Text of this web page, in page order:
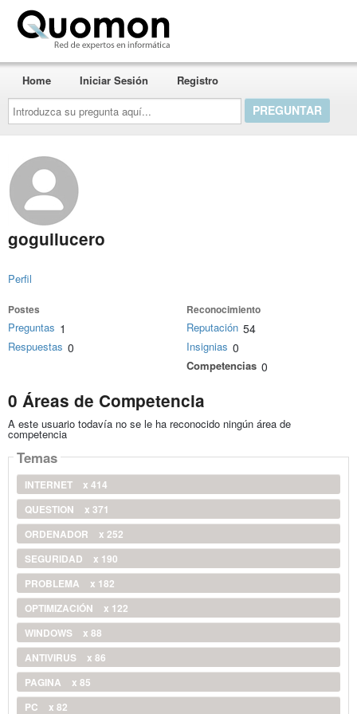
Introduzca
su
pregunta
aquí...
Home Iniciar Sesión Registro
goguilucero
Perfil
Postes
Preguntas 1
Respuestas 0
Reconocimiento
Reputación 54
Insignias 0
Competencias 0
0 Áreas de Competencia
A este usuario todavía no se le ha reconocido ningún área de
competencia
Temas
INTERNET
x 414
QUESTION
x 371
ORDENADOR
x 252
SEGURIDAD
x 190
PROBLEMA
x 182
OPTIMIZACIÓN
x 122
WINDOWS
x 88
ANTIVIRUS
x 86
PAGINA
x 85
PC
x 82